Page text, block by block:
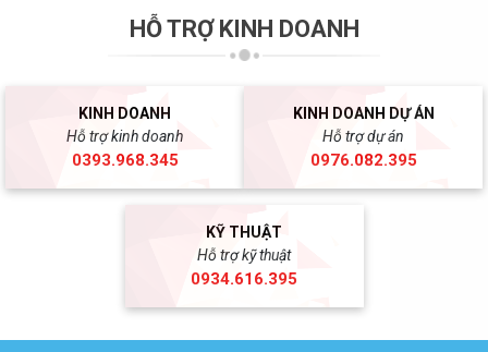
HỖ TRỢ KINH DOANH
KINH DOANH
Hỗ trợ kinh doanh
0393.968.345
KINH DOANH DỰ ÁN
Hỗ trợ dự án
0976.082.395
KỸ THUẬT
Hỗ trợ kỹ thuật
0934.616.395